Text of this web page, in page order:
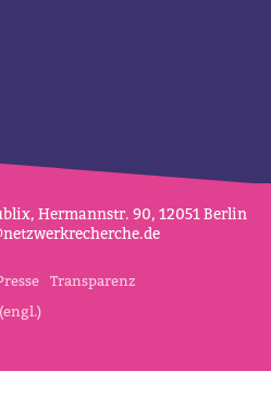
Her­mannstr. 90, 12051 Berlin
Transparenz